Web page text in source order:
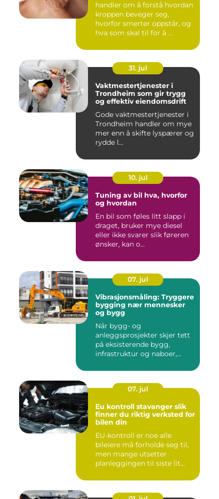
handler om å forstå hvordan
kroppen beveger seg,
hvorfor smerter oppstår, og
hva som skal til for å ...
31. jul
Vaktmestertjenester i
Trondheim som gir trygg
og effektiv eiendomsdrift
Gode vaktmestertjenester i
Trondheim handler om mye
mer enn å skifte lyspærer og
rydde l...
10. jul
Tuning av bil hva, hvorfor
og hvordan
En bil som føles litt slapp i
draget, bruker mye diesel
eller ikke svarer slik føreren
ønsker, kan o...
07. jul
Vibrasjonsmåling: Tryggere
bygging nær mennesker
og bygg
Når bygg- og
anleggsprosjekter skjer tett
på eksisterende bygg,
infrastruktur og naboer,...
07. jul
Eu kontroll stavanger slik
finner du riktig verksted for
bilen din
EU-kontroll er noe alle
bileiere må forholde seg til,
men mange utsetter
planleggingen til siste lit...